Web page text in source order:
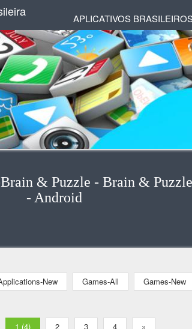
APLICATIVOS
& Puzzle - Brain &
- Android
New Games-All Games-New
1 (4) 2 3 4 »